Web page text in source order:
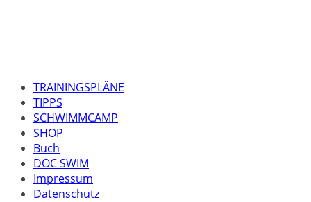
TRAININGSPLÄNE
TIPPS
SCHWIMMCAMP
SHOP
Buch
DOC SWIM
Impressum
Datenschutz